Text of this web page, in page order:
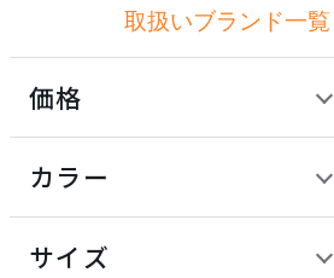
アクメファニチャー
アダル
ADAL TOTAL INTERIOR
取扱いブランド一覧
価格
カラー
サイズ